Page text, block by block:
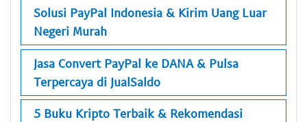
Solusi PayPal Indonesia & Kirim Uang Luar
Negeri Murah
Jasa Convert PayPal ke DANA & Pulsa
Terpercaya di JualSaldo
5 Buku Kripto Terbaik & Rekomendasi